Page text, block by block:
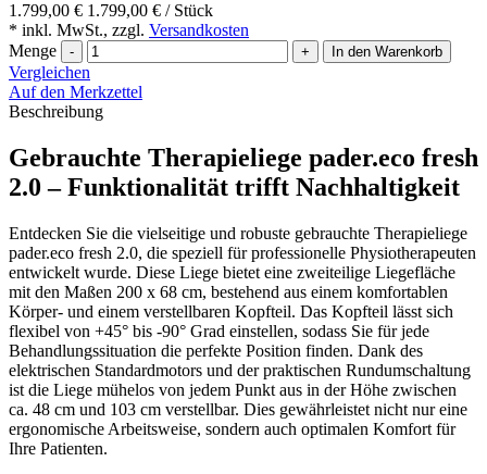
1.799,00 € 1.799,00 € / Stück
* inkl. MwSt., zzgl. Versandkosten
Menge
- + In den Warenkorb
Vergleichen
Auf den Merkzettel
Beschreibung
Gebrauchte Therapieliege pader.eco fresh
2.0 – Funktionalität trifft Nachhaltigkeit
Entdecken Sie die vielseitige und robuste gebrauchte Therapieliege
pader.eco fresh 2.0, die speziell für professionelle Physiotherapeuten
entwickelt wurde. Diese Liege bietet eine zweiteilige Liegefläche
mit den Maßen 200 x 68 cm, bestehend aus einem komfortablen
Körper- und einem verstellbaren Kopfteil. Das Kopfteil lässt sich
flexibel von +45° bis -90° Grad einstellen, sodass Sie für jede
Behandlungssituation die perfekte Position finden. Dank des
elektrischen Standardmotors und der praktischen Rundumschaltung
ist die Liege mühelos von jedem Punkt aus in der Höhe zwischen
ca. 48 cm und 103 cm verstellbar. Dies gewährleistet nicht nur eine
ergonomische Arbeitsweise, sondern auch optimalen Komfort für
Ihre Patienten.